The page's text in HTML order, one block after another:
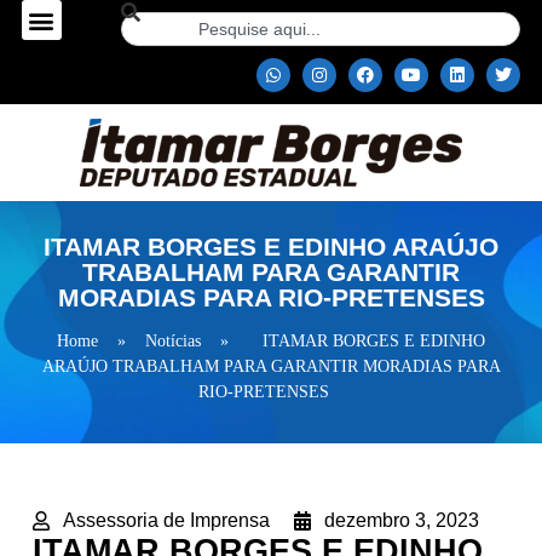
ITAMAR BORGES E EDINHO ARAÚJO
TRABALHAM PARA GARANTIR
MORADIAS PARA RIO-PRETENSES
Home » Notícias »
ITAMAR BORGES E EDINHO
ARAÚJO TRABALHAM PARA GARANTIR MORADIAS PARA
RIO-PRETENSES
Assessoria de Imprensa dezembro 3, 2023